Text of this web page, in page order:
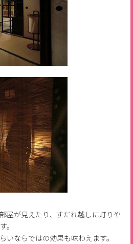
屋が見えたり、すだれ越しに灯りや
。
いならではの効果も味わえます。